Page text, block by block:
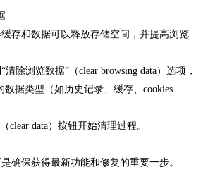
存和数据可以释放存储空间，并提高浏览
除浏览数据”（clear browsing data）选项，
数据类型（如历史记录、缓存、cookies
clear data）按钮开始清理过程。
确保获得最新功能和修复的重要一步。